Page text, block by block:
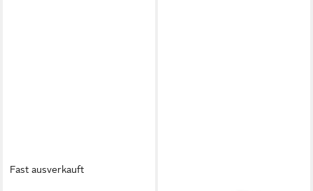
Fast ausverkauft